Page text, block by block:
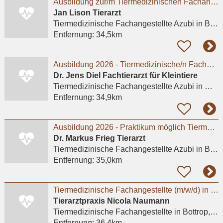
Jan Lison Tierarzt
Tiermedizinische Fachangestellte Azubi in Bottrop, Vonderort
Entfernung: 34,5km
Ausbildung 2026 - Tiermedizinische/n Fachangestellte/n (m/w/d)
Dr. Jens Diel Fachtierarzt für Kleintiere
Tiermedizinische Fachangestellte Azubi in Meerbusch, Lank-Latum
Entfernung: 34,9km
Ausbildung 2026 - Praktikum möglich Tiermedizinische/r Fachangestellte/r (m/w/d) 01.08.2026
Dr. Markus Frieg Tierarzt
Tiermedizinische Fachangestellte Azubi in Bottrop, Stadtmitte
Entfernung: 35,0km
Tiermedizinische Fachangestellte (m/w/d) in Teilzeit
Tierarztpraxis Nicola Naumann
Tiermedizinische Fachangestelltein Bottrop, Batenbrock